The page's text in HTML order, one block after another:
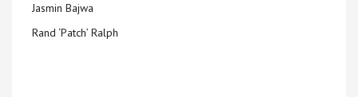
Jasmin Bajwa
Rand ‘Patch’ Ralph